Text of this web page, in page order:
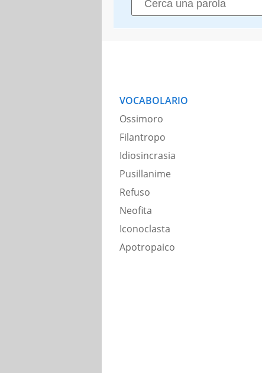
VOCABOLARIO
Ossimoro
Filantropo
Idiosincrasia
Pusillanime
Refuso
Neofita
Iconoclasta
Apotropaico